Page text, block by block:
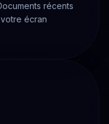
récents
écran